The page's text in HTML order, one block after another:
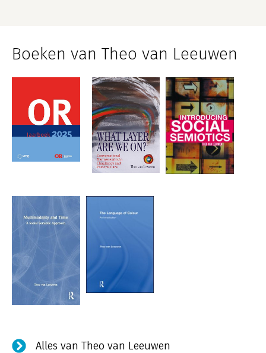
Boeken van Theo van Leeuwen
Alles van Theo van Leeuwen